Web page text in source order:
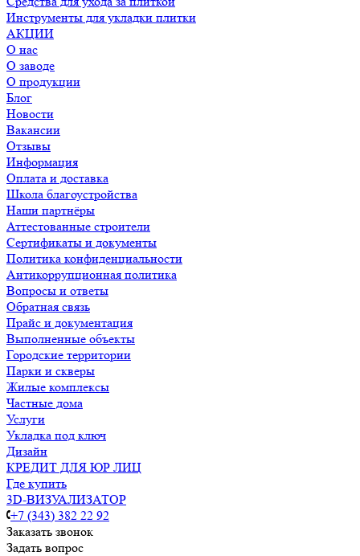
Инструменты для укладки плитки
АКЦИИ
О нас
О заводе
О продукции
Блог
Новости
Вакансии
Отзывы
Информация
Оплата и доставка
Школа благоустройства
Наши партнёры
Аттестованные строители
Сертификаты и документы
Политика конфиденциальности
Антикоррупционная политика
Вопросы и ответы
Обратная связь
Прайс и документация
Выполненные объекты
Городские территории
Парки и скверы
Жилые комплексы
Частные дома
Услуги
Укладка под ключ
Дизайн
КРЕДИТ ДЛЯ ЮР ЛИЦ
Где купить
3D-ВИЗУАЛИЗАТОР
+7 (343) 382 22 92
Заказать звонок
Задать вопрос